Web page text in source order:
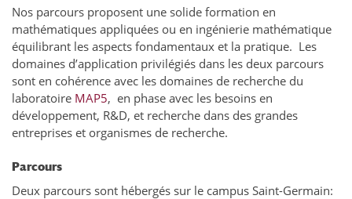
Nos parcours proposent une solide formation en
mathématiques appliquées ou en ingénierie mathématique
équilibrant les aspects fondamentaux et la pratique. Les
domaines d’application privilégiés dans les deux parcours
sont en cohérence avec les domaines de recherche du
laboratoire MAP5, en phase avec les besoins en
développement, R&D, et recherche dans des grandes
entreprises et organismes de recherche.
Parcours
Deux parcours sont hébergés sur le campus Saint-Germain: